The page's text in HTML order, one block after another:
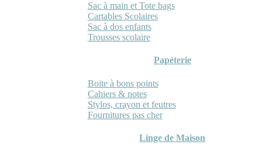
Sac à main et Tote bags
Cartables Scolaires
Sac à dos enfants
Trousses scolaire
Papèterie
Boite à bons points
Cahiers & notes
Stylos, crayon et feutres
Fournitures pas cher
Linge de Maison